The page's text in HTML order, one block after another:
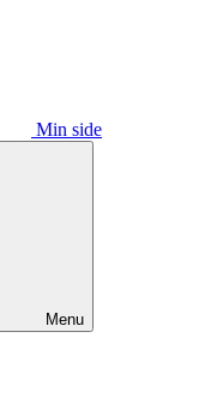
Min side
Menu